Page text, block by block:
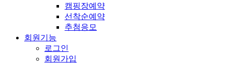
캠핑장예약
선착순예약
추첨응모
회원기능
로그인
회원가입